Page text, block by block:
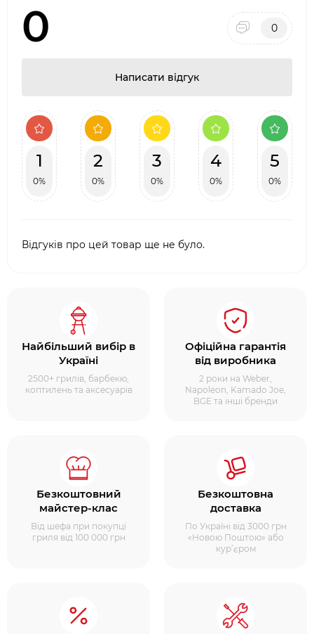
0 0
Написати відгук
1
0%
2
0%
3
0%
4
0%
5
0%
Відгуків про цей товар ще не було.
Найбільший вибір в
Україні
2500+ грилів, барбекю,
коптилень та аксесуарів
Офіційна гарантія
від виробника
2 роки на Weber,
Napoleon, Kamado Joe,
BGE та інші бренди
Безкоштовний
майстер-клас
Від шефа при покупці
гриля від 100 000 грн
Безкоштовна
доставка
По Україні від 3000 грн
«Новою Поштою» або
кур’єром